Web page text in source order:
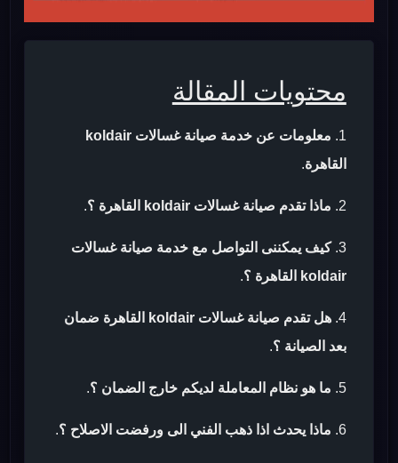
محتويات المقالة
معلومات عن خدمة صيانة غسالات koldair
القاهرة.
ماذا تقدم صيانة غسالات koldair القاهرة ؟ .
كيف يمكننى التواصل مع خدمة صيانة غسالات
koldair القاهرة ؟
.
هل تقدم صيانة غسالات koldair القاهرة ضمان
بعد الصيانة ؟.
ما هو نظام المعاملة لديكم خارج الضمان ؟.
ماذا يحدث اذا ذهب الفني الى ورفضت الاصلاح ؟.